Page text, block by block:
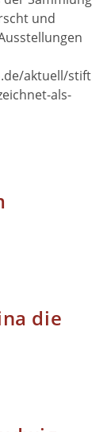
und
aktuell/stift
als-
die